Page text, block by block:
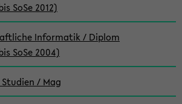
SoSe 2012)
Informatik / Diplom
SoSe 2004)
/ Mag